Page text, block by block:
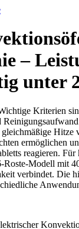
–
unter
Kriterien
Hitze
ermöglichen
reagieren.
mit
verbindet. Die